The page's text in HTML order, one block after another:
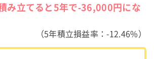
み立てると5年で-36,000円にな
（5年積立損益率：-12.46%）